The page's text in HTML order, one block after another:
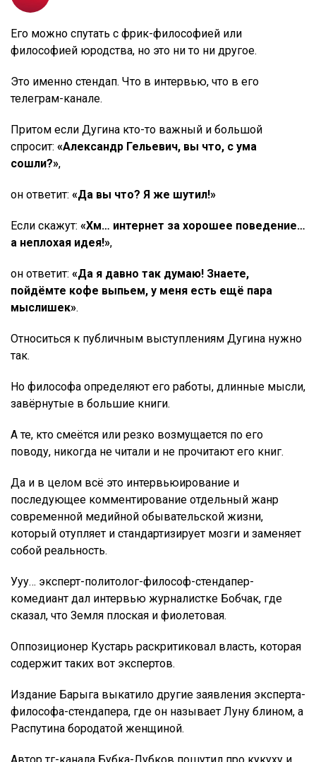
Его можно спутать с фрик-философией или
философией юродства, но это ни то ни другое.
Это именно стендап. Что в интервью, что в его
телеграм-канале.
Притом если Дугина кто-то важный и большой
спросит: «Александр Гельевич, вы что, с ума
сошли?»,
он ответит: «Да вы что? Я же шутил!»
Если скажут: «Хм… интернет за хорошее поведение…
а неплохая идея!»,
он ответит: «Да я давно так думаю! Знаете,
пойдёмте кофе выпьем, у меня есть ещё пара
мыслишек».
Относиться к публичным выступлениям Дугина нужно
так.
Но философа определяют его работы, длинные мысли,
завёрнутые в большие книги.
А те, кто смеётся или резко возмущается по его
поводу, никогда не читали и не прочитают его книг.
Да и в целом всё это интервьюирование и
последующее комментирование отдельный жанр
современной медийной обывательской жизни,
который отупляет и стандартизирует мозги и заменяет
собой реальность.
Ууу… эксперт-политолог-философ-стендапер-
комедиант дал интервью журналистке Бобчак, где
сказал, что Земля плоская и фиолетовая.
Оппозиционер Кустарь раскритиковал власть, которая
содержит таких вот экспертов.
Издание Барыга выкатило другие заявления эксперта-
философа-стендапера, где он называет Луну блином, а
Распутина бородатой женщиной.